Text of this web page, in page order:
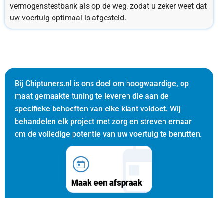
vermogenstestbank als op de weg, zodat u zeker weet dat
uw voertuig optimaal is afgesteld.
Bij Chiptuners.nl is ons doel om hoogwaardige, op
maat gemaakte tuning te leveren die aan de
specifieke behoeften van elke klant voldoet. Wij
behandelen elk project met zorg en streven ernaar
om de volledige potentie van uw voertuig te benutten.